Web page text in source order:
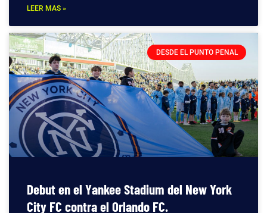
LEER MAS »
DESDE EL PUNTO PENAL
Debut en el Yankee Stadium del New York
City FC contra el Orlando FC.